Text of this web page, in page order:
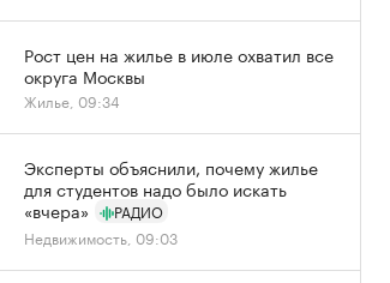
Рост цен на жилье в июле охватил все
округа Москвы
Жилье, 09:34
Эксперты объяснили, почему жилье
для студентов надо было искать
«вчера»
РАДИО
Недвижимость, 09:03